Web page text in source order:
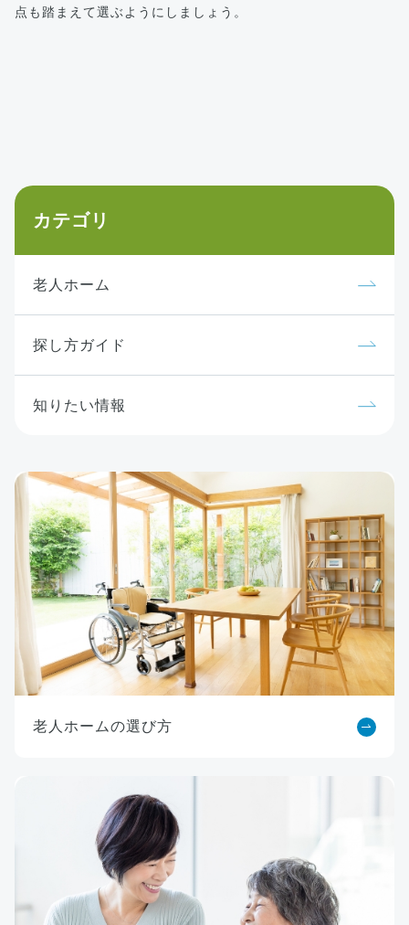
点も踏まえて選ぶようにしましょう。
カテゴリ
老人ホーム
探し方ガイド
知りたい情報
老人ホームの選び方